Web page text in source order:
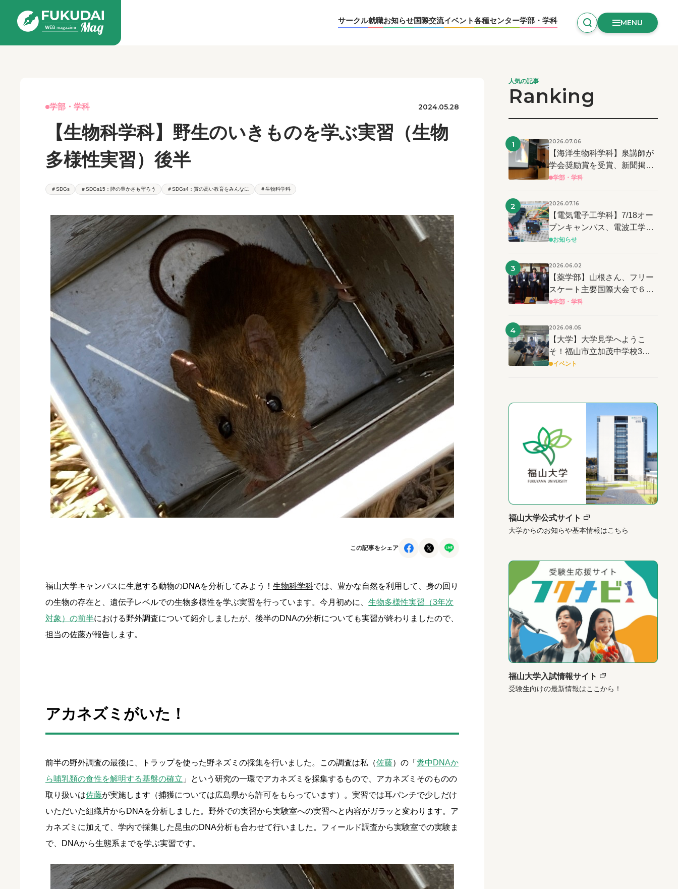
サークル就職お知らせ国際交流イベント各種センター学部・学科 MENU
学部・学科 2024.05.28
【生物科学科】野生のいきものを学ぶ実習（生物
多様性実習）後半
＃SDGs ＃SDGs15：陸の豊かさも守ろう ＃SDGs4：質の高い教育をみんなに ＃生物科学科
この記事をシェア
福山大学キャンパスに生息する動物のDNAを分析してみよう！ 生物科学科では、豊かな自然を利用して、身の回り
の生物の存在と、遺伝子レベルでの生物多様性を学ぶ実習を行っています。今月初めに、 生物多様性実習（3年次
対象）の前半における野外調査について紹介しましたが、後半のDNAの分析についても実習が終わりましたので、
担当の佐藤が報告します。
アカネズミがいた！
前半の野外調査の最後に、トラップを使った野ネズミの採集を行いました。この調査は私（佐藤）の「 糞中DNAか
ら哺乳類の食性を解明する基盤の確立 」という研究の一環でアカネズミを採集するもので、アカネズミそのものの
取り扱いは佐藤が実施します（捕獲については広島県から許可をもらっています）。実習では耳パンチで少しだけ
いただいた組織片からDNAを分析しました。野外での実習から実験室への実習へと内容がガラッと変わります。ア
カネズミに加えて、学内で採集した昆虫のDNA分析も合わせて行いました。フィールド調査から実験室での実験ま
で、DNAから生態系までを学ぶ実習です。
人気の記事
Ranking
1 2026.07.06
【海洋生物科学科】泉講師が
学会奨励賞を受賞、新聞掲載
および学長表彰！
学部・学科
2 2026.07.16
【電気電子工学科】7/18オー
プンキャンパス、電波工学と
電子工作を体験しよう
お知らせ
3 2026.06.02
【薬学部】山根さん、フリー
スケート主要国際大会で６連
覇達成 ＆ 世界記録も樹立！
学部・学科
4 2026.08.05
【大学】大学見学へようこ
そ！福山市立加茂中学校3年
生の皆さん！！
イベント
福山大学公式サイト
大学からのお知らや基本情報はこちら
福山大学入試情報サイト
受験生向けの最新情報はここから！